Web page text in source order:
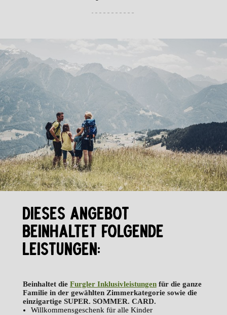
DIESES ANGEBOT
BEINHALTET FOLGENDE
LEISTUNGEN:
Beinhaltet die Furgler Inklusivleistungenfür die ganze
Familie in der gewählten Zimmerkategorie sowie die
einzigartige SUPER. SOMMER. CARD.
Willkommensgeschenk für alle Kinder